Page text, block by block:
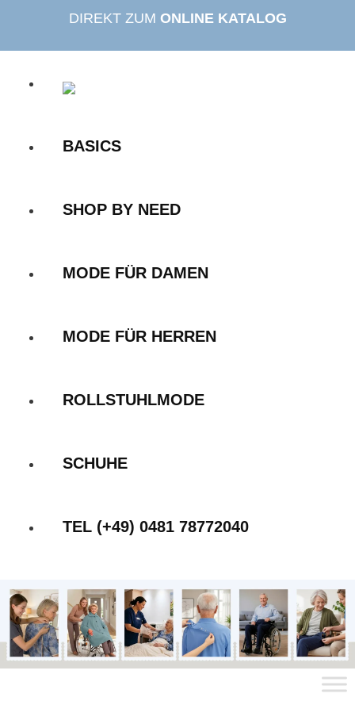
springen
DIREKT ZUM ONLINE KATALOG
BASICS
SHOP BY NEED
MODE FÜR DAMEN
MODE FÜR HERREN
ROLLSTUHLMODE
SCHUHE
TEL (+49) 0481 78772040